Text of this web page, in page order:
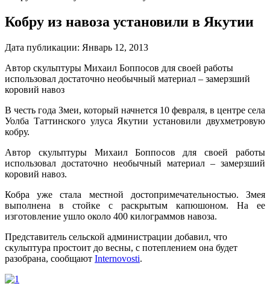
Кобру из навоза установили в Якутии
Дата публикации: Январь 12, 2013
Автор скульптуры Михаил Боппосов для своей работы
использовал достаточно необычный материал – замерзший
коровий навоз
В честь года Змеи, который начнется 10 февраля, в центре села
Уолба Таттинского улуса Якутии установили двухметровую
кобру.
Автор скульптуры Михаил Боппосов для своей работы
использовал достаточно необычный материал – замерзший
коровий навоз.
Кобра уже стала местной достопримечательностью. Змея
выполнена в стойке с раскрытым капюшоном. На ее
изготовление ушло около 400 килограммов навоза.
Представитель сельской администрации добавил, что
скульптура простоит до весны, с потеплением она будет
разобрана, сообщают Internovosti.